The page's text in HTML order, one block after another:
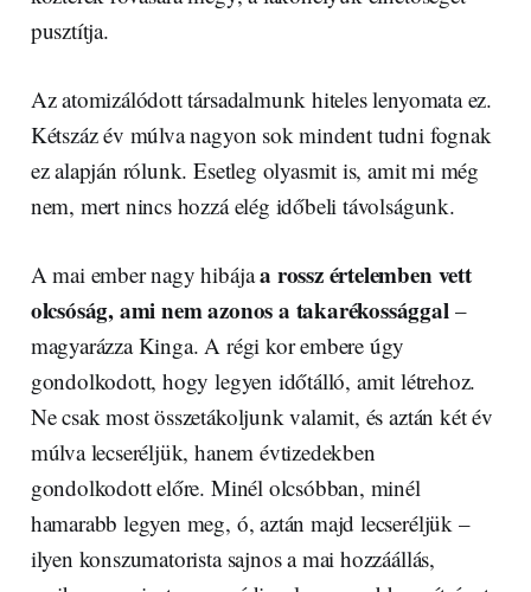
pusztítja.
Az atomizálódott társadalmunk hiteles lenyomata ez.
Kétszáz év múlva nagyon sok mindent tudni fognak
ez alapján rólunk. Esetleg olyasmit is, amit mi még
nem, mert nincs hozzá elég időbeli távolságunk.
A mai ember nagy hibájaa rossz értelemben vett
olcsóság, ami nem azonos a takarékossággal–
magyarázza Kinga. A régi kor embere úgy
gondolkodott, hogy legyen időtálló, amit létrehoz.
Ne csak most összetákoljunk valamit, és aztán két év
múlva lecseréljük, hanem évtizedekben
gondolkodott előre. Minél olcsóbban, minél
hamarabb legyen meg, ó, aztán majd lecseréljük –
ilyen konszumatorista sajnos a mai hozzáállás,